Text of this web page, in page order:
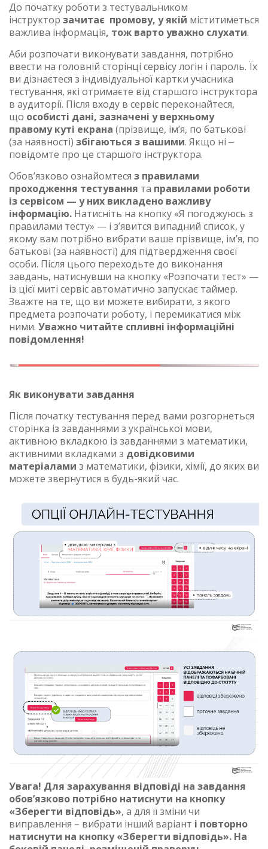
До початку роботи з тестувальником
інструктор зачитає промову, у якій міститиметься
важлива інформація, тож варто уважно слухати.
Аби розпочати виконувати завдання, потрібно
ввести на головній сторінці сервісу логін і пароль. Їх
ви дізнаєтеся з індивідуальної картки учасника
тестування, які отримаєте від старшого інструктора
в аудиторії. Після входу в сервіс переконайтеся,
що особисті дані, зазначені у верхньому
правому куті екрана (прізвище, ім’я, по батькові
(за наявності) збігаються з вашими. Якщо ні ‒
повідомте про це старшого інструктора.
Обов’язково ознайомтеся з правилами
проходження тестування та правилами роботи
із сервісом — у них викладено важливу
інформацію. Натисніть на кнопку «Я погоджуюсь з
правилами тесту» — і з’явится випадний список, у
якому вам потрібно вибрати ваше прізвище, ім’я, по
батькові (за наявності) для підтвердження своєї
особи. Після цього переходьте до виконання
завдань, натиснувши на кнопку «Розпочати тест» —
із цієї миті сервіс автоматично запускає таймер.
Зважте на те, що ви можете вибирати, з якого
предмета розпочати роботу, і перемикатися між
ними. Уважно читайте спливні інформаційні
повідомлення!
Як виконувати завдання
Після початку тестування перед вами розгорнеться
сторінка із завданнями з української мови,
активною вкладкою із завданнями з математики,
активними вкладками з довідковими
матеріалами з математики, фізики, хімії, до яких ви
можете звернутися в будь-який час.
Увага! Для зарахування відповіді на завдання
обов’язково потрібно натиснути на кнопку
«Зберегти відповідь», а для її зміни чи
виправлення – вибрати інший варіант і повторно
натиснути на кнопку «Зберегти відповідь». На